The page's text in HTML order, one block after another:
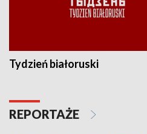
Tydzień białoruski
REPORTAŻE